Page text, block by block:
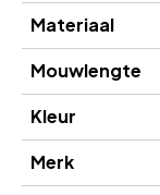
Materiaal
Mouwlengte
Kleur
Merk